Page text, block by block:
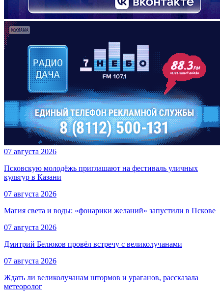
07 августа 2026
Псковскую молодёжь приглашают на фестиваль уличных
культур в Казани
07 августа 2026
Магия света и воды: «фонарики желаний» запустили в Пскове
07 августа 2026
Дмитрий Белюков провёл встречу с великолучанами
07 августа 2026
Ждать ли великолучанам штормов и ураганов, рассказала
метеоролог